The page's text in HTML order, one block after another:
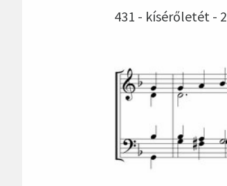
431 - kísérőletét - 2